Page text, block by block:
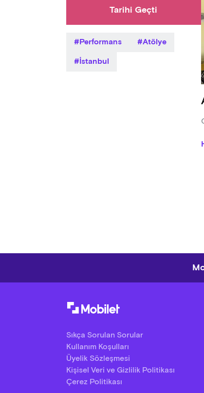
Tarihi Geçti
Performans
Atölye
İstanbul
Sıkça Sorulan Sorular
Kullanım Koşulları
Üyelik Sözleşmesi
Kişisel Veri ve Gizlilik Politikası
Çerez Politikası